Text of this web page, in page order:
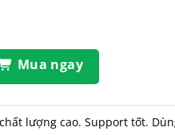
Mua ngay
lượng cao. Support tốt.